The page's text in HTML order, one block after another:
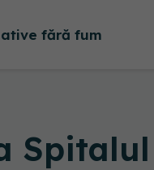
fără fum